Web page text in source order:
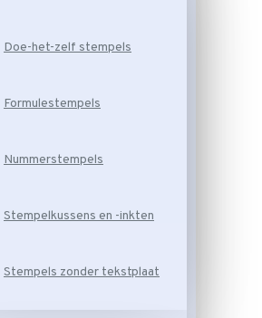
Doe-het-zelf stempels
Formulestempels
Nummerstempels
Stempelkussens en -inkten
Stempels zonder tekstplaat